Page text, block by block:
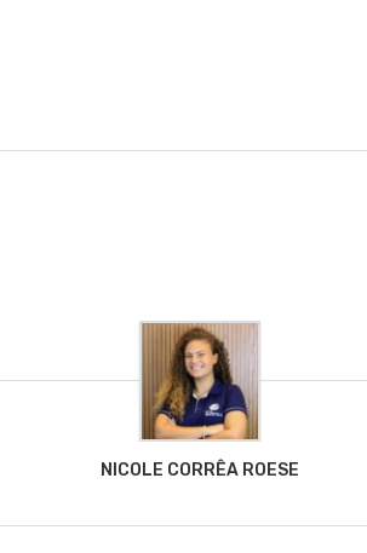
NICOLE CORRÊA ROESE